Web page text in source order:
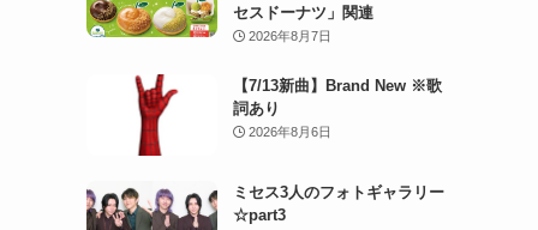
セスドーナツ」関連
2026年8月7日
【7/13新曲】Brand New ※歌
詞あり
2026年8月6日
ミセス3人のフォトギャラリー
☆part3